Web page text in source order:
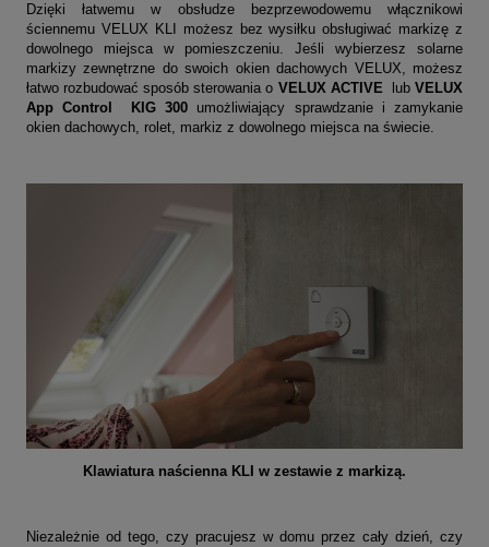
Dzięki łatwemu w obsłudze bezprzewodowemu włącznikowi
ściennemu VELUX KLI możesz bez wysiłku obsługiwać markizę z
dowolnego miejsca w pomieszczeniu. Jeśli wybierzesz solarne
markizy zewnętrzne do swoich okien dachowych VELUX, możesz
łatwo rozbudować sposób sterowania o VELUX ACTIVE lubVELUX
App Control KIG 300 umożliwiający sprawdzanie i zamykanie
okien dachowych, rolet, markiz z dowolnego miejsca na świecie.
Klawiatura naścienna KLI w zestawie z markizą.
Niezależnie od tego, czy pracujesz w domu przez cały dzień, czy